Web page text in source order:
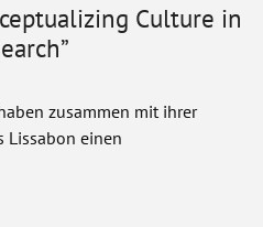
Culture in
zusammen mit ihrer
Lissabon einen